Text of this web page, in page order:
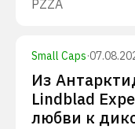
PZZA
Small Caps·
Из
Lindblad
любви к